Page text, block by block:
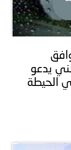
الموافق
يدعو
الحيطة